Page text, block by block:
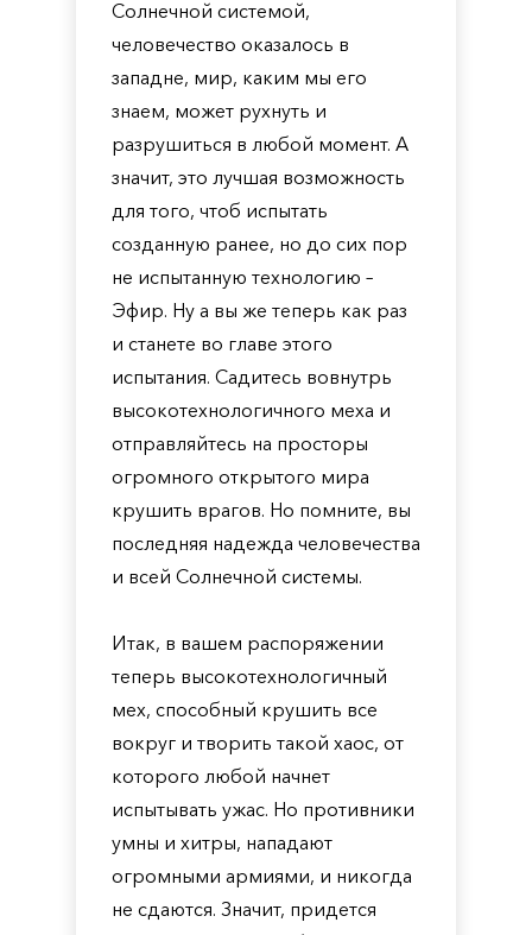
Солнечной системой,
человечество оказалось в
западне, мир, каким мы его
знаем, может рухнуть и
разрушиться в любой момент. А
значит, это лучшая возможность
для того, чтоб испытать
созданную ранее, но до сих пор
не испытанную технологию –
Эфир. Ну а вы же теперь как раз
и станете во главе этого
испытания. Садитесь вовнутрь
высокотехнологичного меха и
отправляйтесь на просторы
огромного открытого мира
крушить врагов. Но помните, вы
последняя надежда человечества
и всей Солнечной системы.
Итак, в вашем распоряжении
теперь высокотехнологичный
мех, способный крушить все
вокруг и творить такой хаос, от
которого любой начнет
испытывать ужас. Но противники
умны и хитры, нападают
огромными армиями, и никогда
не сдаются. Значит, придется